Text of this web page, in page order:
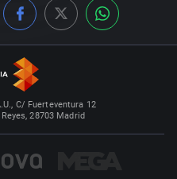
C/ Fuerteventura 12
28703 Madrid